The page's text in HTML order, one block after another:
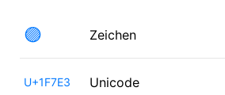
🟣 Zeichen
U+1F7E3 Unicode